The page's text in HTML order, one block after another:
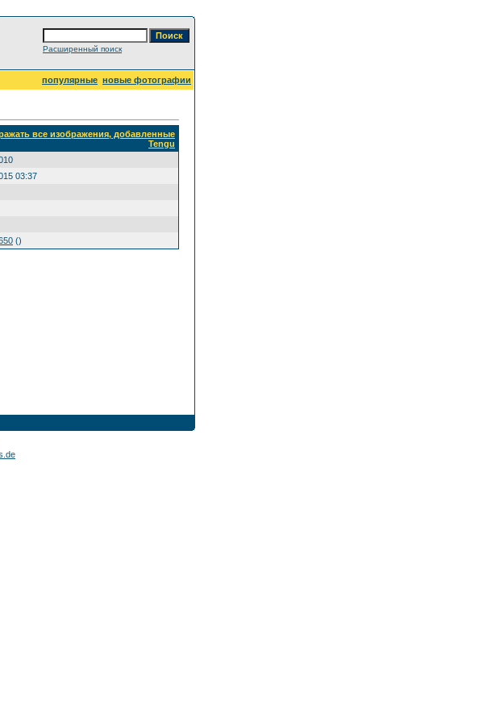
Расширенный поиск
популярные новые фотографии
все изображения, добавленные
Tengu
03:37
()